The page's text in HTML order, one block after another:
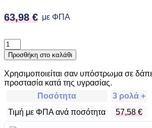
63,98€ με ΦΠΑ
Προσθήκη στο καλάθι
Χρησιμοποιείται σαν υπόστρωμα σε
προστασία κατά της υγρασίας.
Ποσότητα
3 ρολά +
Τιμή με ΦΠΑ ανά ποσότητα
57,58€